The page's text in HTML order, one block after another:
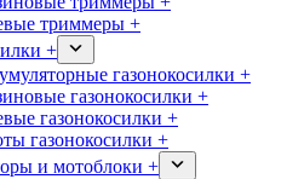
триммеры +
+
газонокосилки +
газонокосилки +
газонокосилки +
газонокосилки +
и мотоблоки +